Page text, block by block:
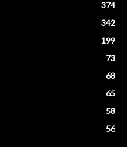
374
342
199
73
68
65
58
56